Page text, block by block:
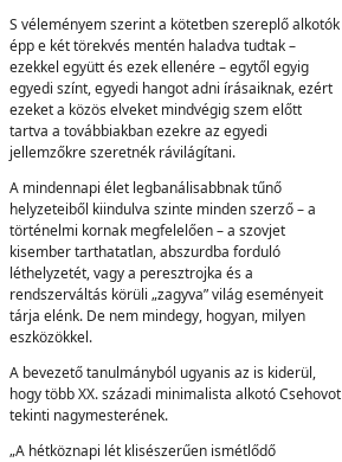
S véleményem szerint a kötetben szereplő alkotók
épp e két törekvés mentén haladva tudtak –
ezekkel együtt és ezek ellenére – egytől egyig
egyedi színt, egyedi hangot adni írásaiknak, ezért
ezeket a közös elveket mindvégig szem előtt
tartva a továbbiakban ezekre az egyedi
jellemzőkre szeretnék rávilágítani.
A mindennapi élet legbanálisabbnak tűnő
helyzeteiből kiindulva szinte minden szerző – a
történelmi kornak megfelelően – a szovjet
kisember tarthatatlan, abszurdba forduló
léthelyzetét, vagy a peresztrojka és a
rendszerváltás körüli „zagyva” világ eseményeit
tárja elénk. De nem mindegy, hogyan, milyen
eszközökkel.
A bevezető tanulmányból ugyanis az is kiderül,
hogy több XX. századi minimalista alkotó Csehovot
tekinti nagymesterének.
„A hétköznapi lét klisészerűen ismétlődő